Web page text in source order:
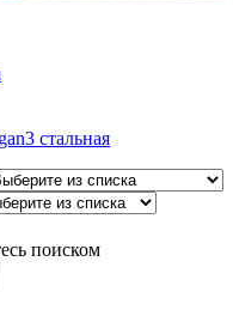
стальная
поиском